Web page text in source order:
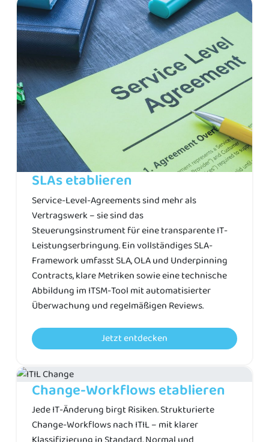
SLAs etablieren
Service-Level-Agreements sind mehr als
Vertragswerk – sie sind das
Steuerungsinstrument für eine transparente IT-
Leistungserbringung. Ein vollständiges SLA-
Framework umfasst SLA, OLA und Underpinning
Contracts, klare Metriken sowie eine technische
Abbildung im ITSM-Tool mit automatisierter
Überwachung und regelmäßigen Reviews.
Jetzt entdecken
Change-Workflows etablieren
Jede IT-Änderung birgt Risiken. Strukturierte
Change-Workflows nach ITIL – mit klarer